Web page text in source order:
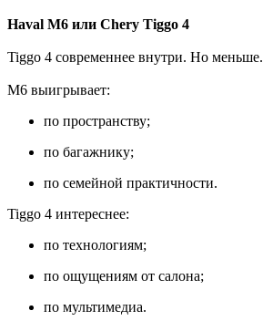
Haval M6 или Chery Tiggo 4
Tiggo 4 современнее внутри. Но меньше.
M6 выигрывает:
по пространству;
по багажнику;
по семейной практичности.
Tiggo 4 интереснее:
по технологиям;
по ощущениям от салона;
по мультимедиа.